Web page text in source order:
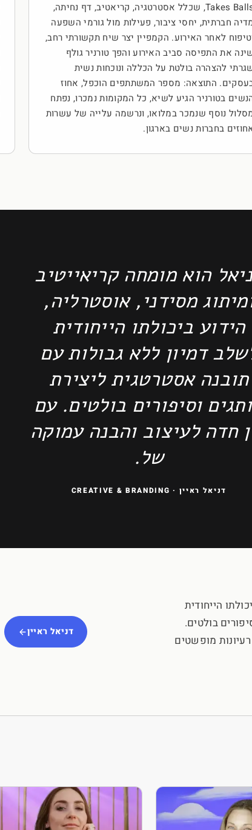
Takes Balls, שכלל אסטרטגיה, קריאטיב, דף נחיתה,
חברתית, יחסי ציבור, פעילות מול גורמי השפעה
לאחר האירוע. הקמפיין יצר שיח תקשורתי רחב,
את התפיסה סביב האירוע והפך טורניר גולף
להצהרה בולטת על הכללה ונוכחות נשית
התוצאה: מספר המשתתפים הוכפל, אחוז
בטורניר הגיע לשיא, כל המקומות נמכרו, נפתח
נוסף שנמכר במלואו, ונרשמה עלייה של עשרות
בחברות נשים בארגון.
הוא מומחה קריאייטיב
מסידני, אוסטרליה,
הידוע ביכולתו הייחודית
דמיון ללא גבולות עם
תובנה אסטרטגית ליצירת
וסיפורים בולטים. עם
חדה לעיצוב והבנה עמוקה
של.
דניאל ראיין · CREATIVE & BRANDING
הייחודית
בולטים.
מופשטים
דניאל ראיין